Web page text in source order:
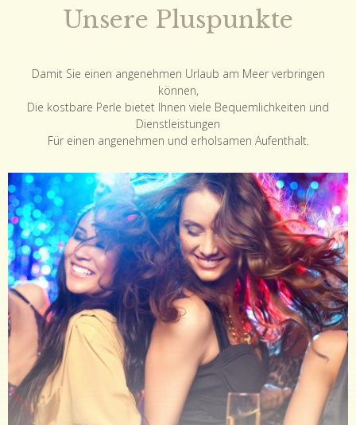
Unsere Pluspunkte
Damit Sie einen angenehmen Urlaub am Meer verbringen
können,
Die kostbare Perle bietet Ihnen viele Bequemlichkeiten und
Dienstleistungen
Für einen angenehmen und erholsamen Aufenthalt.